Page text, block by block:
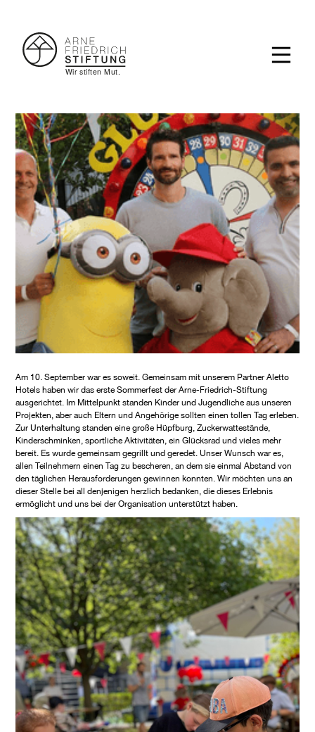
Am 10. September war es soweit. Gemeinsam mit unserem Partner Aletto
Hotels haben wir das erste Sommerfest der Arne-Friedrich-Stiftung
ausgerichtet. Im Mittelpunkt standen Kinder und Jugendliche aus unseren
Projekten, aber auch Eltern und Angehörige sollten einen tollen Tag erleben.
Zur Unterhaltung standen eine große Hüpfburg, Zuckerwattestände,
Kinderschminken, sportliche Aktivitäten, ein Glücksrad und vieles mehr
bereit. Es wurde gemeinsam gegrillt und geredet. Unser Wunsch war es,
allen Teilnehmern einen Tag zu bescheren, an dem sie einmal Abstand von
den täglichen Herausforderungen gewinnen konnten. Wir möchten uns an
dieser Stelle bei all denjenigen herzlich bedanken, die dieses Erlebnis
ermöglicht und uns bei der Organisation unterstützt haben.